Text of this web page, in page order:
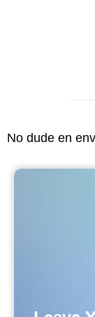
No dude en